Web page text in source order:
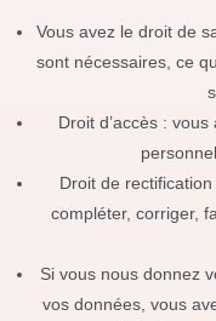
Vous avez le droit de
sont nécessaires, ce
Droit d’accès :
Droit de
compléter, corriger,
Si vous nous donnez
vos données, vous